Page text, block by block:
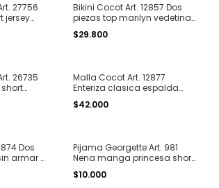
27756
jersey
Bikini Cocot Art. 12857 Dos
piezas top marilyn vedetina
T. 1 al 4
$29.800
26735
S al XL
Malla Cocot Art. 12877
Enteriza clasica espalda
cruzada T. 1 al 4
$42.000
Dos
armar y
T. 1 al
Pijama Georgette Art. 981
Nena manga princesa short
algodon estampado "sigue
tu corazón" T. 4 al 8
$10.000